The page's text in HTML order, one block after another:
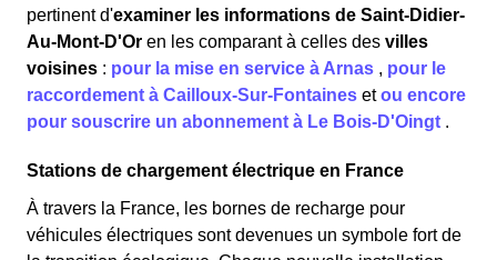
pertinent d'examiner les informations de Saint-Didier-
Au-Mont-D'Or en les comparant à celles des villes
voisines : pour la mise en service à Arnas , pour le
raccordement à Cailloux-Sur-Fontaines etou encore
pour souscrire un abonnement à Le Bois-D'Oingt .
Stations de chargement électrique en France
À travers la France, les bornes de recharge pour
véhicules électriques sont devenues un symbole fort de